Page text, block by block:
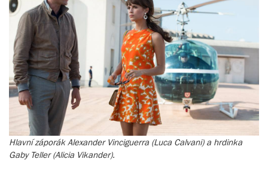
Hlavní záporák Alexander Vinciguerra (Luca Calvani) a hrdinka
Gaby Teller (Alicia Vikander).